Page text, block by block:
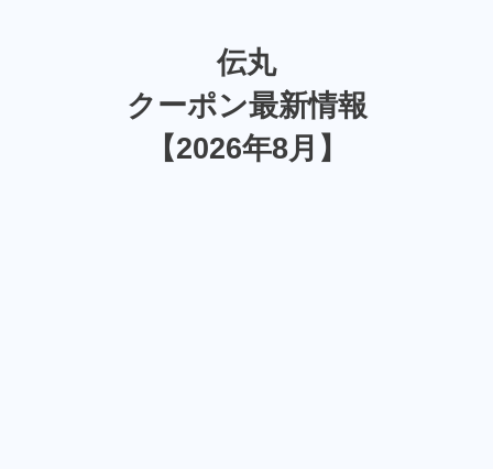
伝丸
クーポン最新情報
【2026年8月】